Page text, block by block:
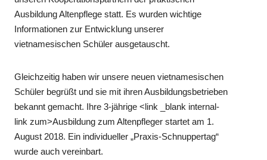
Ausbildung Altenpflege statt. Es wurden wichtige
Informationen zur Entwicklung unserer
vietnamesischen Schüler ausgetauscht.
Gleichzeitig haben wir unsere neuen vietnamesischen
Schüler begrüßt und sie mit ihren Ausbildungsbetrieben
bekannt gemacht. Ihre 3-jährige <link _blank internal-
link zum>Ausbildung zum Altenpfleger startet am 1.
August 2018. Ein individueller „Praxis-Schnuppertag“
wurde auch vereinbart.